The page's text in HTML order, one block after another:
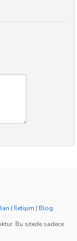
| İletişim | Blog
Bu sitede sadece